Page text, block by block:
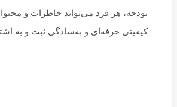
بودجه، هر فرد می‌تواند خاطرات و
کیفیتی حرفه‌ای و به‌سادگی ثبت و به